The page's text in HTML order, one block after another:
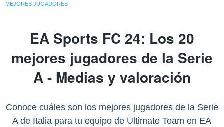
MEJORES JUGADORES
EA Sports FC 24: Los 20
mejores jugadores de la Serie
A - Medias y valoración
Conoce cuáles son los mejores jugadores de la Serie
A de Italia para tu equipo de Ultimate Team en EA